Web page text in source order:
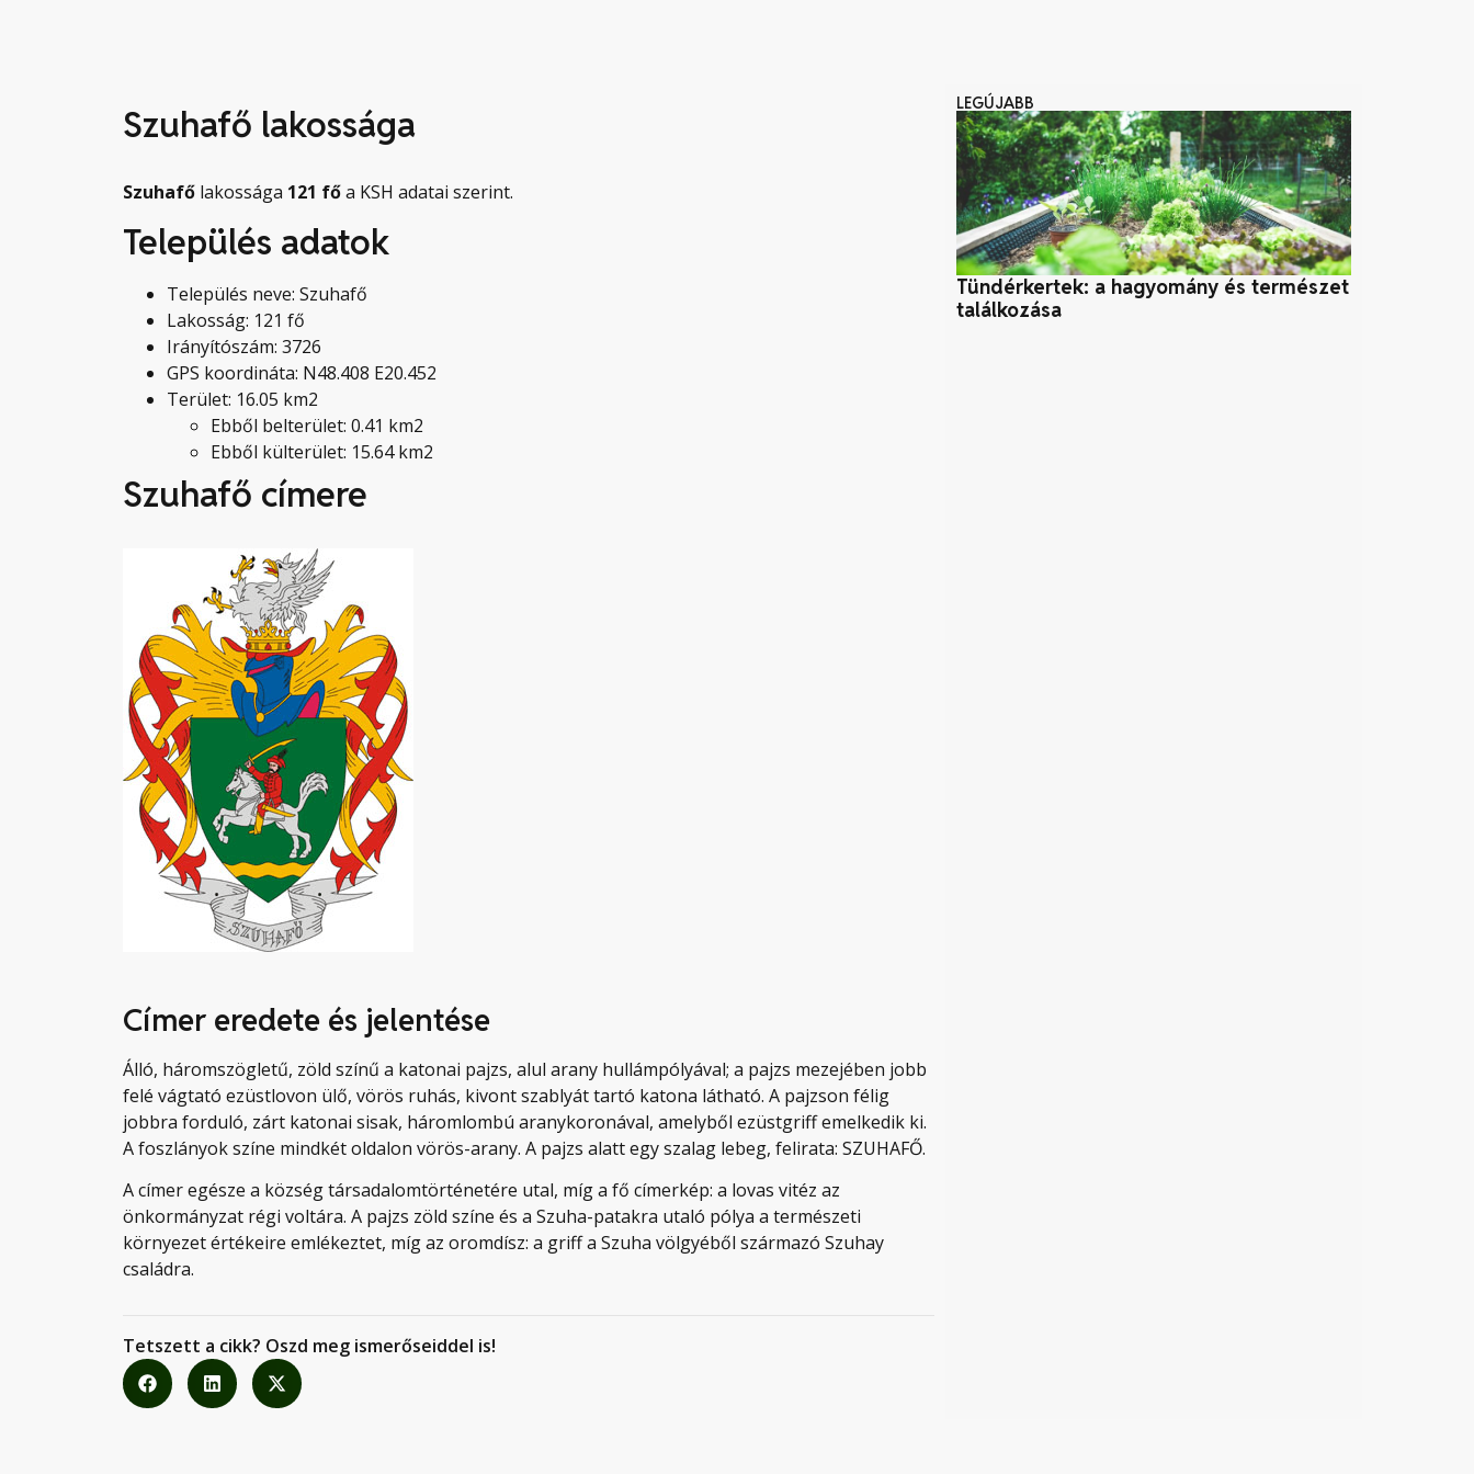
Szuhafő lakossága
Szuhafő lakossága 121 főa KSH adatai szerint.
Település adatok
Település neve: Szuhafő
Lakosság: 121 fő
Irányítószám: 3726
GPS koordináta: N48.408 E20.452
Terület: 16.05 km2
Ebből belterület: 0.41 km2
Ebből külterület: 15.64 km2
Szuhafő címere
Címer eredete és jelentése
Álló, háromszögletű, zöld színű a katonai pajzs, alul arany hullámpólyával; a pajzs mezejében jobb
felé vágtató ezüstlovon ülő, vörös ruhás, kivont szablyát tartó katona látható. A pajzson félig
jobbra forduló, zárt katonai sisak, háromlombú aranykoronával, amelyből ezüstgriff emelkedik ki.
A foszlányok színe mindkét oldalon vörös-arany. A pajzs alatt egy szalag lebeg, felirata: SZUHAFŐ.
A címer egésze a község társadalomtörténetére utal, míg a fő címerkép: a lovas vitéz az
önkormányzat régi voltára. A pajzs zöld színe és a Szuha-patakra utaló pólya a természeti
környezet értékeire emlékeztet, míg az oromdísz: a griff a Szuha völgyéből származó Szuhay
családra.
Tetszett a cikk? Oszd meg ismerőseiddel is!
LEGÚJABB
Tündérkertek: a hagyomány és természet
találkozása